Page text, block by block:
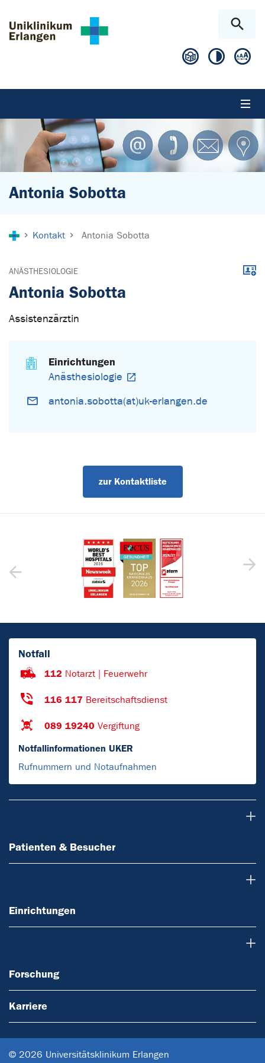
Antonia Sobotta
Kontakt Antonia Sobotta
ANÄSTHESIOLOGIE
Antonia Sobotta
Assistenzärztin
Einrichtungen
Anästhesiologie
antonia.sobotta(at)uk-erlangen.de
zur Kontaktliste
Notfall
112 Notarzt | Feuerwehr
116 117 Bereitschaftsdienst
089 19240 Vergiftung
Notfallinformationen UKER
Rufnummern und Notaufnahmen
Patienten & Besucher
Einrichtungen
Forschung
Karriere
© 2026 Universitätsklinikum Erlangen